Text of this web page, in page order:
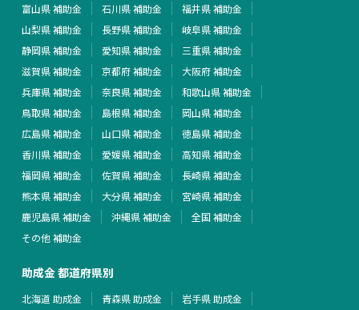
富山県 補助金
石川県 補助金
福井県 補助金
山梨県 補助金
長野県 補助金
岐阜県 補助金
静岡県 補助金
愛知県 補助金
三重県 補助金
滋賀県 補助金
京都府 補助金
大阪府 補助金
兵庫県 補助金
奈良県 補助金
和歌山県 補助金
鳥取県 補助金
島根県 補助金
岡山県 補助金
広島県 補助金
山口県 補助金
徳島県 補助金
香川県 補助金
愛媛県 補助金
高知県 補助金
福岡県 補助金
佐賀県 補助金
長崎県 補助金
熊本県 補助金
大分県 補助金
宮崎県 補助金
鹿児島県 補助金
沖縄県 補助金
全国 補助金
その他 補助金
助成金 都道府県別
北海道 助成金 青森県 助成金
岩手県 助成金